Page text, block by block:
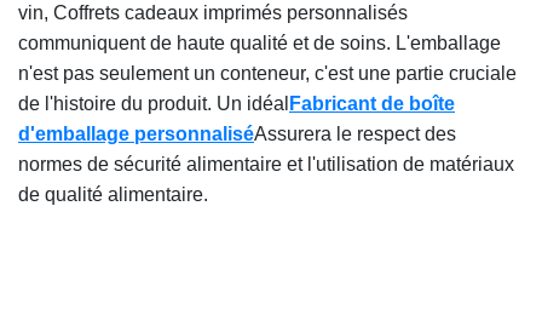
vin, Coffrets cadeaux imprimés personnalisés
communiquent de haute qualité et de soins. L'emballage
n'est pas seulement un conteneur, c'est une partie cruciale
de l'histoire du produit. Un idéal Fabricant de boîte
d'emballage personnaliséAssurera le respect des
normes de sécurité alimentaire et l'utilisation de matériaux
de qualité alimentaire.